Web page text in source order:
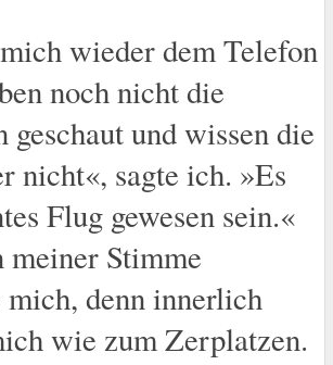
wieder dem Telefon
noch nicht die
und wissen die
nicht«, sagte ich. »Es
Flug gewesen sein.«
Stimme
mich, denn innerlich
wie zum Zerplatzen.